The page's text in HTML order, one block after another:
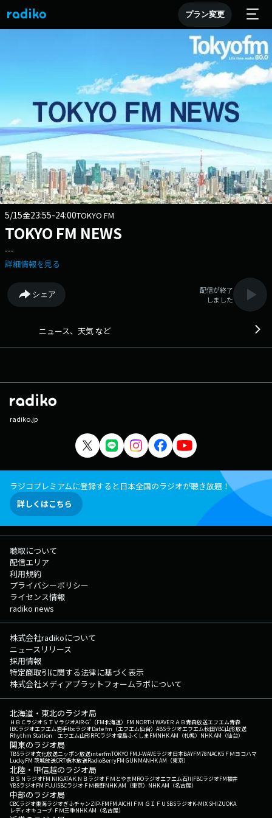
プラン変更
5/15金23:55-24:00TOKYO FM
TOKYO FM NEWS
---
詳細情報を見る
シェア
配信が終了
しました
ニュース、天気 など
radiko.jp
ラジコプレミアムに登録すると日本全国のラジオが聴き放題！
詳しくはこちら
聴取について
配信エリア
利用規約
プライバシーポリシー
ライセンス情報
radiko news
株式会社radikoについて
ニュースリリース
採用情報
特定商取引に関する法律に基づく表示
株式会社メディアプラットフォームラボについて
北海道・東北のラジオ局
ＨＢＣラジオＳＴＶラジオAIR-G'（FM北海道） FM NORTH WAVEＲＡＢ青森放送エフエム青森
IBCラジオエフエム岩手tbcラジオDate fm（エフエム仙台） ABSラジオエフエム秋田YBC山形放送
Rhythm Station エフエム山形RFCラジオ福島ふくしまFMNHK AM（札幌） NHK AM（仙台）
関東のラジオ局
TBSラジオ文化放送ニッポン放送interfmTOKYO FMJ-WAVEラジオ日本BAYFM78NACK5 ＦＭヨコハマ
LuckyFM 茨城放送CRT栃木放送RadioBerryFM GUNMANHK AM（東京）
北陸・甲信越のラジオ局
ＢＳＮラジオFM NIIGATAＫＮＢラジオ ＦＭとやまMROラジオエフエム石川FBCラジオFM福井
YBSラジオFM FUJISBCラジオ ＦＭ長野NHK AM（東京） NHK AM（名古屋）
中部のラジオ局
CBCラジオ東海ラジオぎふチャンZIP-FMFM AICHI ＦＭ ＧＩＦＵ SBSラジオK-MIX SHIZUOKA
レディオキューブ ＦＭ三重NHK AM（名古屋）